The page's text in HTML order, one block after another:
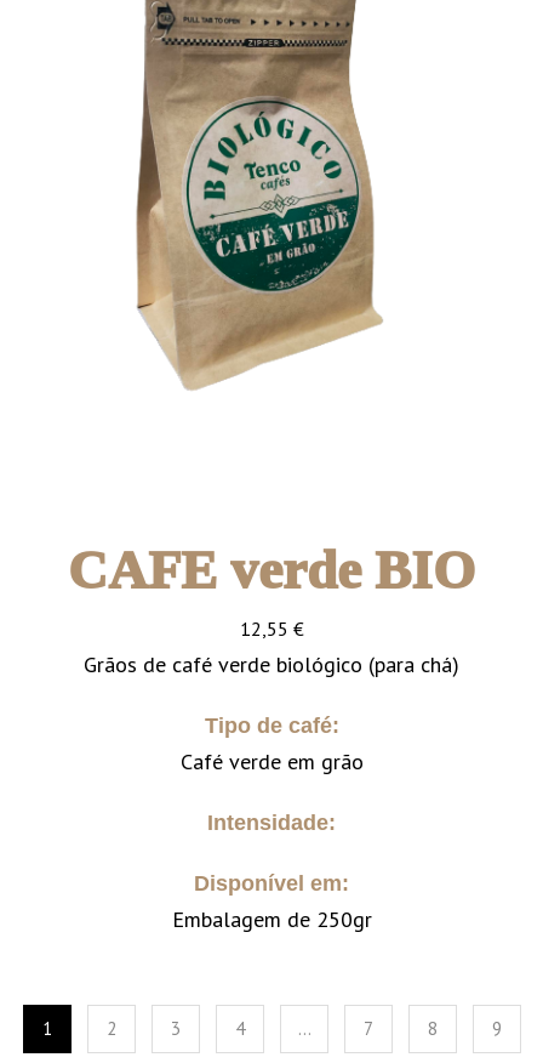
CAFE verde BIO
12,55 €
Grãos de café verde biológico (para chá)
Tipo de café:
Café verde em grão
Intensidade:
Disponível em:
Embalagem de 250gr
1 2 3 4 … 7 8 9